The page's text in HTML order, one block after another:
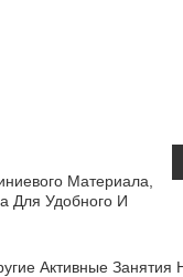
Материала,
Для Удобного И
Активные Занятия